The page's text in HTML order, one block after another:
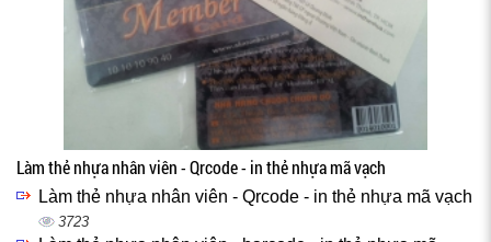
Làm thẻ nhựa nhân viên - Qrcode - in thẻ nhựa mã vạch
Làm thẻ nhựa nhân viên - Qrcode - in thẻ nhựa mã vạch
3723